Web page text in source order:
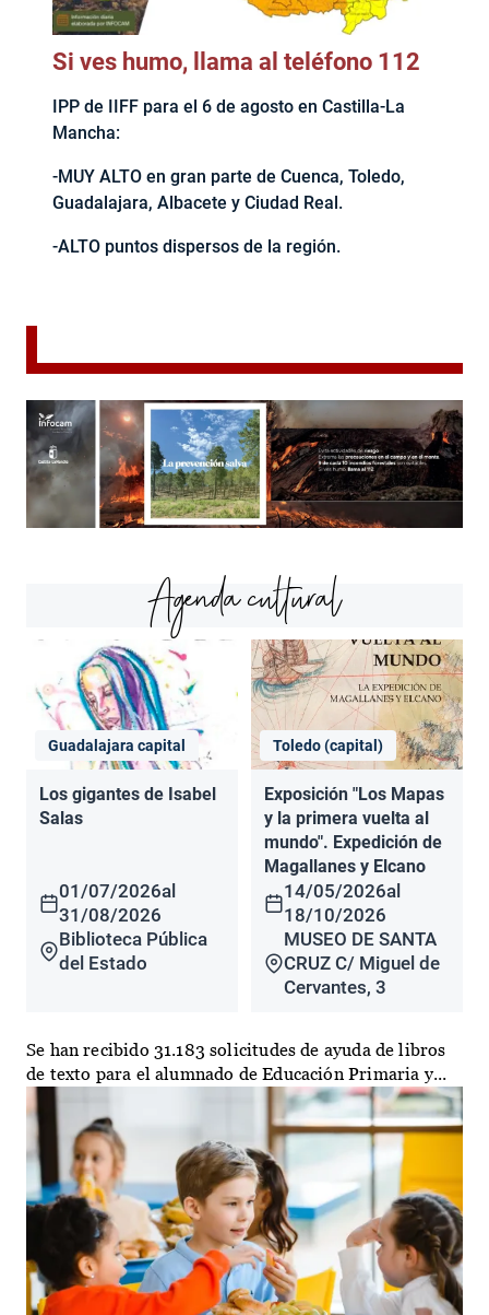
Si ves humo, llama al teléfono 112
IPP de IIFF para el 6 de agosto en Castilla-La
Mancha:
-MUY ALTO en gran parte de Cuenca, Toledo,
Guadalajara, Albacete y Ciudad Real.
-ALTO puntos dispersos de la región.
Agenda cultural
Guadalajara capital
Los gigantes de Isabel
Salas
01/07/2026al
31/08/2026
Biblioteca Pública
del Estado
Toledo (capital)
Exposición "Los Mapas
y la primera vuelta al
mundo". Expedición de
Magallanes y Elcano
14/05/2026al
18/10/2026
MUSEO DE SANTA
CRUZ C/ Miguel de
Cervantes, 3
Se han recibido 31.183 solicitudes de ayuda de libros
de texto para el alumnado de Educación Primaria y...